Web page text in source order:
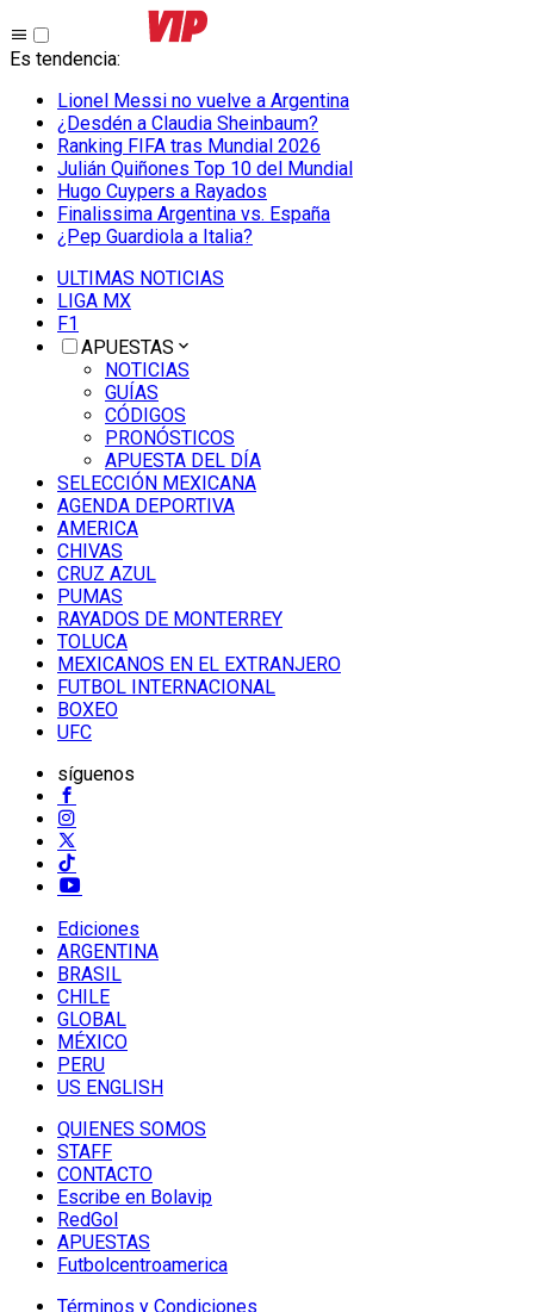
Es tendencia:
Lionel Messi no vuelve a Argentina
¿Desdén a Claudia Sheinbaum?
Ranking FIFA tras Mundial 2026
Julián Quiñones Top 10 del Mundial
Hugo Cuypers a Rayados
Finalissima Argentina vs. España
¿Pep Guardiola a Italia?
ULTIMAS NOTICIAS
LIGA MX
F1
APUESTAS
NOTICIAS
GUÍAS
CÓDIGOS
PRONÓSTICOS
APUESTA DEL DÍA
SELECCIÓN MEXICANA
AGENDA DEPORTIVA
AMERICA
CHIVAS
CRUZ AZUL
PUMAS
RAYADOS DE MONTERREY
TOLUCA
MEXICANOS EN EL EXTRANJERO
FUTBOL INTERNACIONAL
BOXEO
UFC
síguenos
Ediciones
ARGENTINA
BRASIL
CHILE
GLOBAL
MÉXICO
PERU
US ENGLISH
QUIENES SOMOS
STAFF
CONTACTO
Escribe en Bolavip
RedGol
APUESTAS
Futbolcentroamerica
Términos y Condiciones